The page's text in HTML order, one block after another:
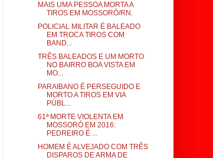
MAIS UMA PESSOA MORTA A
TIROS EM MOSSORÓ/RN.
POLICIAL MILITAR É BALEADO
EM TROCA TIROS COM
BAND...
TRÊS BALEADOS E UM MORTO
NO BAIRRO BOA VISTA EM
MO...
PARAIBANO É PERSEGUIDO E
MORTO A TIROS EM VIA
PÚBL...
61ª MORTE VIOLENTA EM
MOSSORÓ EM 2016:
PEDREIRO É ...
HOMEM É ALVEJADO COM TRÊS
DISPAROS DE ARMA DE